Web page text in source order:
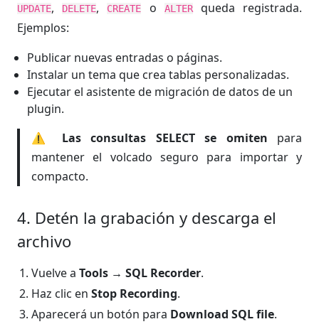
UPDATE,DELETE, CREATE o ALTERqueda registrada.
Ejemplos:
Publicar nuevas entradas o páginas.
Instalar un tema que crea tablas personalizadas.
Ejecutar el asistente de migración de datos de un
plugin.
⚠️ Las consultas SELECT se omiten para
mantener el volcado seguro para importar y
compacto.
4. Detén la grabación y descarga el
archivo
Vuelve a Tools → SQL Recorder.
Haz clic en Stop Recording.
Aparecerá un botón para Download SQL file.